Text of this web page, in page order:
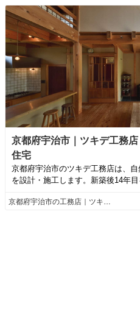
京都府宇治市｜ツキデ工務
住宅
京都府宇治市のツキデ工務店は、
を設計・施工します。新築後14年
京都府宇治市の工務店｜ツキデ工務店｜自然素材・木の家・注文住宅